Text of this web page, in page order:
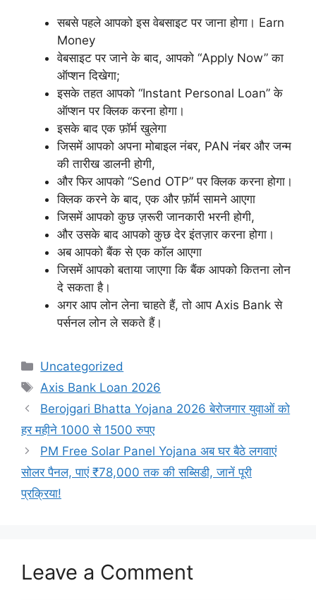
सबसे पहले आपको इस वेबसाइट पर जाना होगा। Earn
Money
वेबसाइट पर जाने के बाद, आपको “Apply Now” का
ऑप्शन दिखेगा;
इसके तहत आपको “Instant Personal Loan” के
ऑप्शन पर क्लिक करना होगा।
इसके बाद एक फ़ॉर्म खुलेगा
जिसमें आपको अपना मोबाइल नंबर, PAN नंबर और जन्म
की तारीख डालनी होगी,
और फिर आपको “Send OTP” पर क्लिक करना होगा।
क्लिक करने के बाद, एक और फ़ॉर्म सामने आएगा
जिसमें आपको कुछ ज़रूरी जानकारी भरनी होगी,
और उसके बाद आपको कुछ देर इंतज़ार करना होगा।
अब आपको बैंक से एक कॉल आएगा
जिसमें आपको बताया जाएगा कि बैंक आपको कितना लोन
दे सकता है।
अगर आप लोन लेना चाहते हैं, तो आप Axis Bank से
पर्सनल लोन ले सकते हैं।
Categories
Uncategorized
Tags
Axis Bank Loan 2026
Berojgari Bhatta Yojana 2026 बेरोजगार युवाओं को
हर महीने 1000 से 1500 रुपए
PM Free Solar Panel Yojana अब घर बैठे लगवाएं
सोलर पैनल, पाएं ₹78,000 तक की सब्सिडी, जानें पूरी
प्रक्रिया!
Leave a Comment